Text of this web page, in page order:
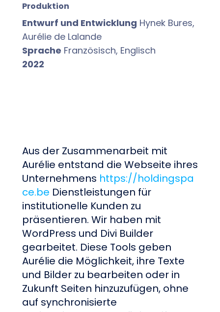
Produktion
Entwurf und Entwicklung Hynek Bures,
Aurélie de Lalande
Sprache Französisch, Englisch
2022
Aus der Zusammenarbeit mit
Aurélie entstand die Webseite ihres
Unternehmens https://holdingspa
ce.be Dienstleistungen für
institutionelle Kunden zu
präsentieren. Wir haben mit
WordPress und Divi Builder
gearbeitet. Diese Tools geben
Aurélie die Möglichkeit, ihre Texte
und Bilder zu bearbeiten oder in
Zukunft Seiten hinzuzufügen, ohne
auf synchronisierte